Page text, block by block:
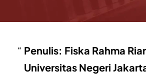
Penulis: Fiska Rahma
Universitas Negeri